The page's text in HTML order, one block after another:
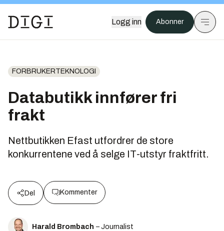
Logg inn Abonner
FORBRUKERTEKNOLOGI
Databutikk innfører fri
frakt
Nettbutikken Efast utfordrer de store
konkurrentene ved å selge IT-utstyr fraktfritt.
Del Kommenter
Harald Brombach – Journalist